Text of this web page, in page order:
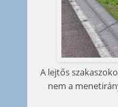
A lejtős
nem a